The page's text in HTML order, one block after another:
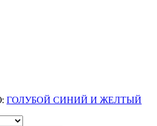
ГОЛУБОЙ СИНИЙ И ЖЕЛТЫЙ